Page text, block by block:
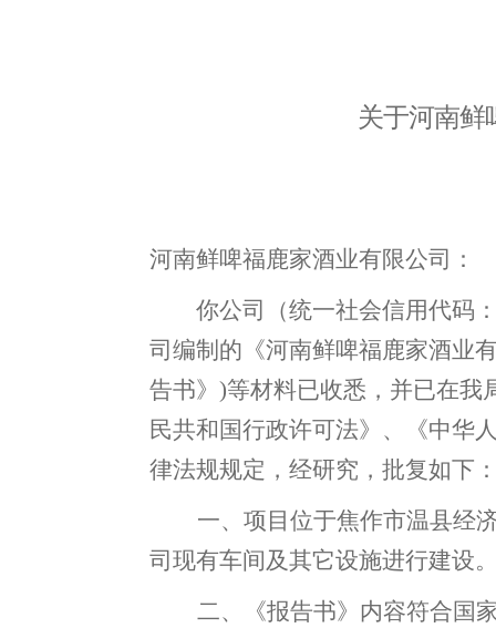
关于河南鲜
河南鲜啤福鹿家酒业有限公司 ：
你公司
（统一社会信用代码
司编制的《河南鲜啤福鹿家酒业
告书》)等材料已收悉 ， 并已在我
民共和国行政许可法》、《中华
律法规规定，经研究 ， 批复如下
一、 项目位于焦作市温县经
司现有车间及其它设施进行建设
二、《报告书》内容符合国